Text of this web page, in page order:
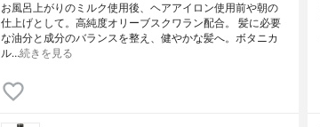
お風呂上がりのミルク使用後、ヘアアイロン使用前や朝の
仕上げとして。高純度オリーブスクワラン配合。 髪に必要
な油分と成分のバランスを整え、健やかな髪へ。ボタニカ
ル…続きを見る